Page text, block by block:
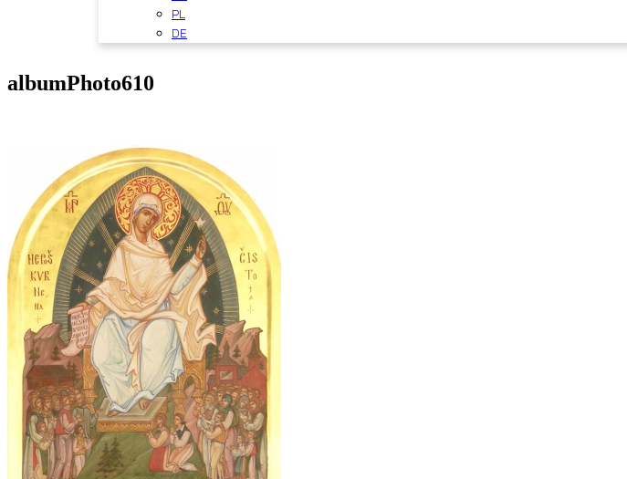
PL
DE
albumPhoto610